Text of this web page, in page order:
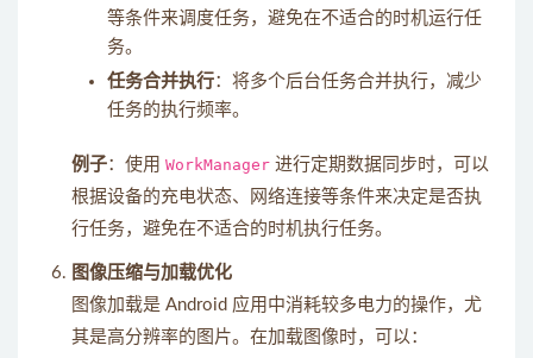
等条件来调度任务，避免在不适合的时机运行任
务。
任务合并执行：将多个后台任务合并执行，减少
任务的执行频率。
例子：使用 WorkManager 进行定期数据同步时，可以
根据设备的充电状态、网络连接等条件来决定是否执
行任务，避免在不适合的时机执行任务。
图像压缩与加载优化
图像加载是 Android 应用中消耗较多电力的操作，尤
其是高分辨率的图片。在加载图像时，可以：